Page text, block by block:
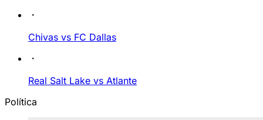
Chivas vs FC Dallas
Real Salt Lake vs Atlante
Política